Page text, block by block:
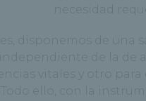
necesidad
disponemos de una
de la de
vitales y otro
ello, con la